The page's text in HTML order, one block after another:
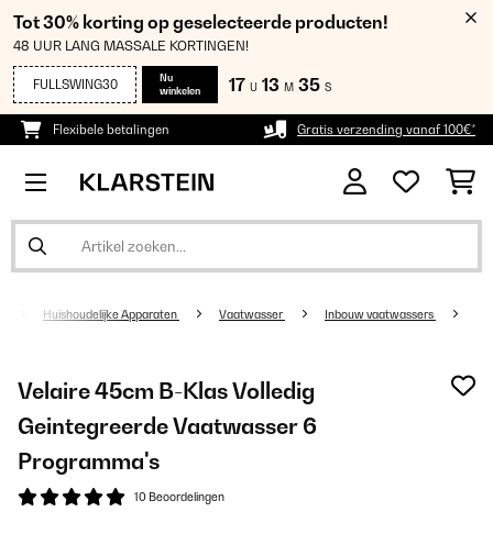
Tot 30% korting op geselecteerde producten!
48 UUR LANG MASSALE KORTINGEN!
FULLSWING30
Nu
winkelen
17 U 13 M 35 S
Flexibele betalingen Gratis verzending vanaf 100€*
Huishoudelijke Apparaten Vaatwasser Inbouw vaatwassers
Velaire 45cm B-Klas Volledig
Geintegreerde Vaatwasser 6
Programma's
10 Beoordelingen